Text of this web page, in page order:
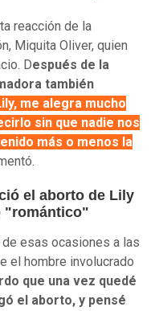
reacción de la
Miquita Oliver, quien
Después de la
también
me alegra mucho
sin que nadie nos
más o menos la
el aborto de Lily
"romántico"
esas ocasiones a las
el hombre involucrado
que una vez quedé
el aborto, y pensé